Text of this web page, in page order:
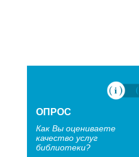
ОПРОС
Как Вы оцениваете
качество услуг
библиотеки?
читатели! Сообщаем,